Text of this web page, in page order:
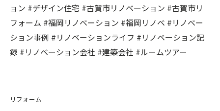
ョン #デザイン住宅 #古賀市リノベーション #古賀市リ
フォーム #福岡リノベーション #福岡リノベ #リノベー
ション事例 #リノベーションライフ #リノベーション記
録 #リノベーション会社 #建築会社 #ルームツアー
リフォーム